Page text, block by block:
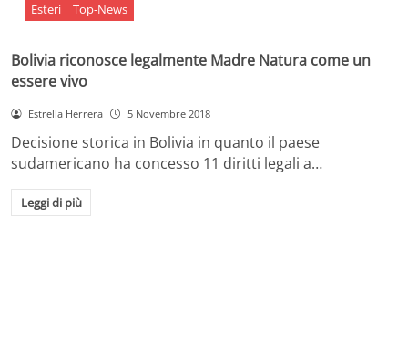
Esteri Top-News
Bolivia riconosce legalmente Madre Natura come un
essere vivo
Estrella Herrera 5 Novembre 2018
Decisione storica in Bolivia in quanto il paese
sudamericano ha concesso 11 diritti legali a…
Leggi di più